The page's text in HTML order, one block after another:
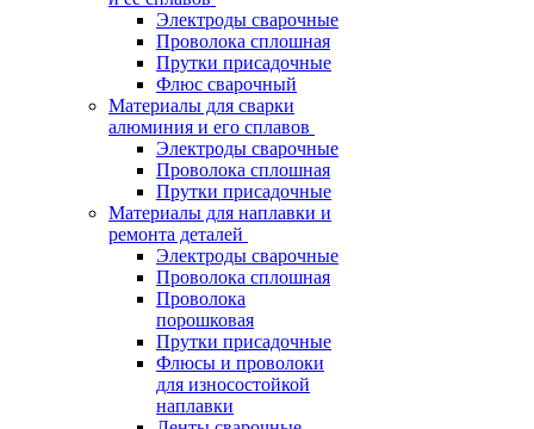
Электроды сварочные
Проволока сплошная
Прутки присадочные
Флюс сварочный
Материалы для сварки
алюминия и его сплавов
Электроды сварочные
Проволока сплошная
Прутки присадочные
Материалы для наплавки и
ремонта деталей
Электроды сварочные
Проволока сплошная
Проволока
порошковая
Прутки присадочные
Флюсы и проволоки
для износостойкой
наплавки